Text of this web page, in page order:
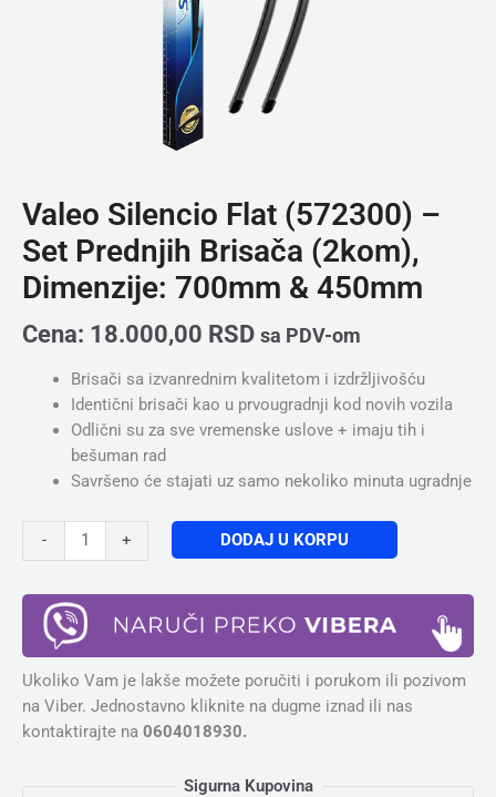
Valeo Silencio Flat (572300) –
Set Prednjih Brisača (2kom),
Dimenzije: 700mm & 450mm
Cena: 18.000,00 RSD sa PDV-om
Brisači sa izvanrednim kvalitetom i izdržljivošću
Identični brisači kao u prvougradnji kod novih vozila
Odlični su za sve vremenske uslove + imaju tih i
bešuman rad
Savršeno će stajati uz samo nekoliko minuta ugradnje
- + DODAJ U KORPU
Ukoliko Vam je lakše možete poručiti i porukom ili pozivom
na Viber. Jednostavno kliknite na dugme iznad ili nas
kontaktirajte na 0604018930.
Sigurna Kupovina